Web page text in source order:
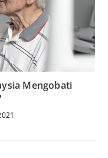
Mengobati